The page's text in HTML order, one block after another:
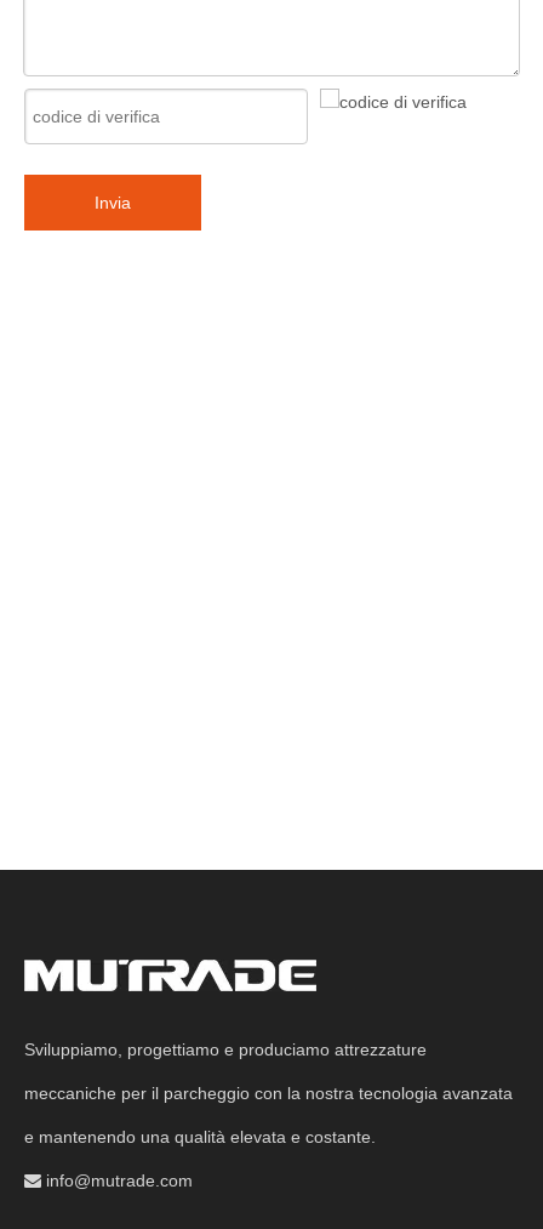
Invia
Sviluppiamo, progettiamo e produciamo attrezzature
meccaniche per il parcheggio con la nostra tecnologia avanzata
e mantenendo una qualità elevata e costante.
 info@mutrade.com